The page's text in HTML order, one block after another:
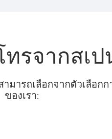
รจากสเ
ารถเลือกจากตัวเลือก
ของเรา: